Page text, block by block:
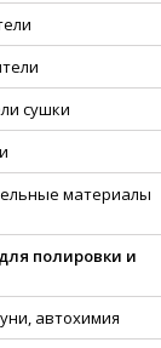
сушки
материалы
полировки и
автохимия